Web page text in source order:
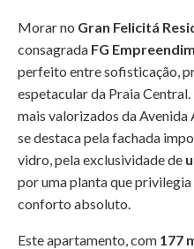
Morar no Gran Felicitá
consagrada FG
perfeito entre sofisticação,
espetacular da Praia
mais valorizados da
se destaca pela fachada
vidro, pela exclusividade de
por uma planta que
conforto absoluto.
Este apartamento, com 177